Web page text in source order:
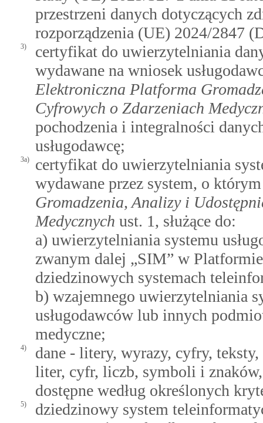
przestrzeni danych dotyczących
rozporządzenia (UE) 2024/2847
3)
certyfikat do uwierzytelniania
wydawane na wniosek
Elektroniczna Platforma
Cyfrowych o Zdarzeniach
pochodzenia i integralności
usługodawcę;
3a)
certyfikat do uwierzytelniania
wydawane przez system, o
Gromadzenia, Analizy i
Medycznych ust. 1, służące do:
a) uwierzytelniania systemu
zwanym dalej „SIM” w
dziedzinowych systemach
b) wzajemnego uwierzytelniania
usługodawców lub innych
medyczne;
4)
dane - litery, wyrazy, cyfry,
liter, cyfr, liczb, symboli i
dostępne według określonych
5)
dziedzinowy system